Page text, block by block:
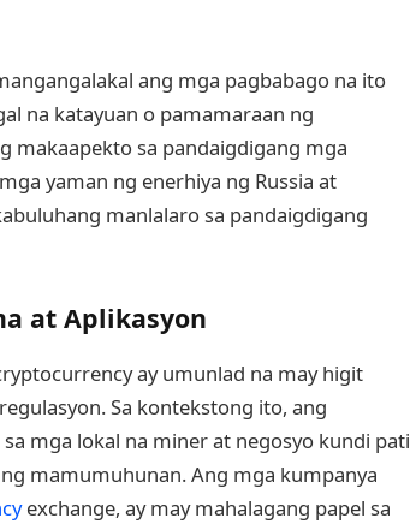
ang mga pagbabago na ito
na katayuan o pamamaraan ng
makaapekto sa pandaigdigang mga
yaman ng enerhiya ng Russia at
manlalaro sa pandaigdigang
at Aplikasyon
ay umunlad na may higit
Sa kontekstong ito, ang
mga lokal na miner at negosyo kundi pati
mamumuhunan. Ang mga kumpanya
exchange, ay may mahalagang papel sa